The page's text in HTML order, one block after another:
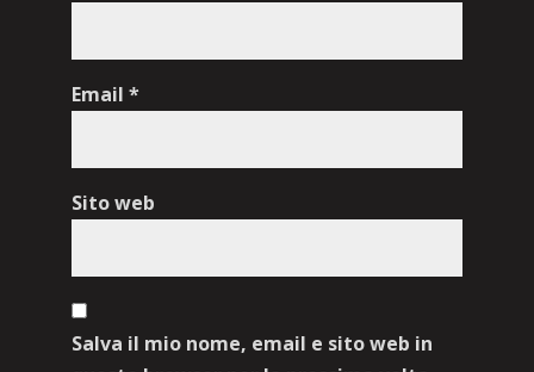
Email *
Sito web
Salva il mio nome, email e sito web in